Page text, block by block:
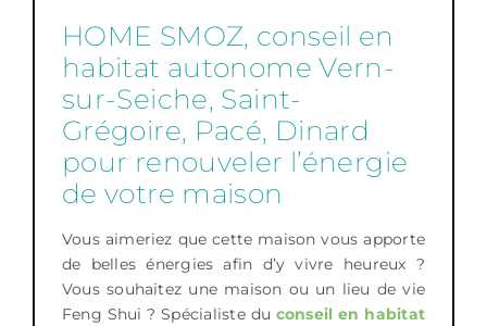
HOME SMOZ, conseil en
habitat autonome Vern-
sur-Seiche, Saint-
Grégoire, Pacé, Dinard
pour renouveler l’énergie
de votre maison
Vous aimeriez que cette maison vous apporte
de belles énergies afin d’y vivre heureux ?
Vous souhaitez une maison ou un lieu de vie
Feng Shui ? Spécialiste du conseil en habitat